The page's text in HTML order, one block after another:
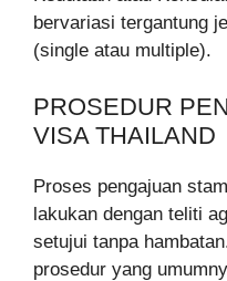
bervariasi tergantung
(single atau multiple).
PROSEDUR
VISA THAILAND
Proses pengajuan
lakukan dengan teliti
setujui tanpa
prosedur yang